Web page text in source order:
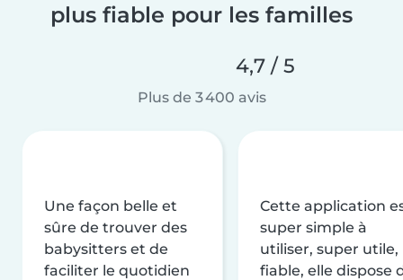
plus fiable pour les familles
4,7 / 5
Plus de 3 400 avis
Une façon belle et
sûre de trouver des
babysitters et de
faciliter le quotidien
Cette application
super simple à
utiliser, super utile,
fiable, elle dispose